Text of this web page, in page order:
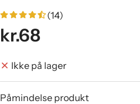
(14)
kr.68
Ikke på lager
Påmindelse produkt